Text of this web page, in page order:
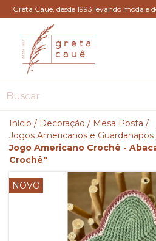
Greta Cauê, desde 1993 levando moda e
Início / Decoração / Mesa Posta /
Jogos Americanos e Guardanapos
Jogo Americano Crochê -
Crochê"
NOVO